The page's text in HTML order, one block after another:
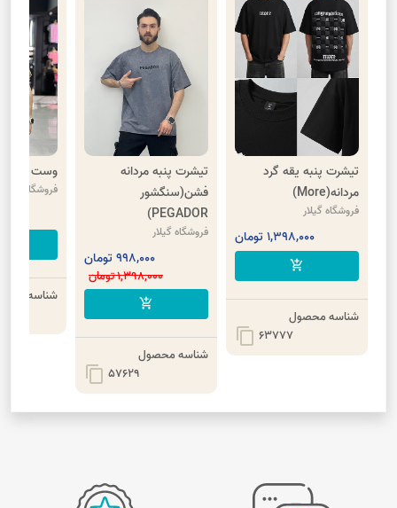
تیشرت پنبه یقه گرد
مردانه(More)
فروشگاه گیلار
1,398,000 تومان
add_shopping_cart
شناسه محصول
63777
content_copy
تیشرت پنبه مردانه
فشن(سنگشور
PEGADOR)
فروشگاه گیلار
998,000 تومان
1,398,000 تومان
add_shopping_cart
شناسه محصول
57629
content_copy
وست کتان
فروشگاه گیلار
شناسه